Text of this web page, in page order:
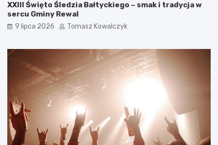
XXIII Święto Śledzia Bałtyckiego – smak i tradycja w
sercu Gminy Rewal
9 lipca 2026 Tomasz Kowalczyk